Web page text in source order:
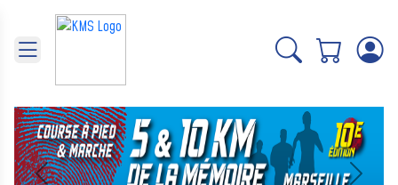
Panneau de gestion des cookies